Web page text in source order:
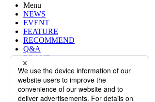
Menu
NEWS
EVENT
FEATURE
RECOMMEND
Q&A
BRAND
FLOOR
RANKING
ONLINE STORE
SERVICE